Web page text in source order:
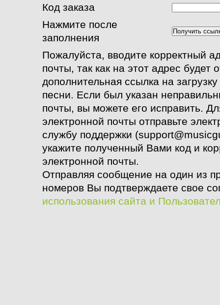
Код заказа
Нажмите после
заполнения
Пожалуйста, вводите корректный
почты, так как на этот адрес будет
дополнительная ссылка на
песни. Если был указан
почты, вы можете его исправить.
электронной почты отправьте
службу поддержки
укажите полученный Вами код и
электронной почты.
Отправляя сообщение на один из
номеров Вы подтверждаете свое
использования сайта и